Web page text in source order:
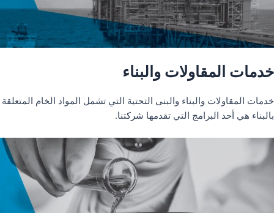
خدمات المقاولات والبناء
خدمات المقاولات والبناء والبنى التحتية التي تشمل المواد الخام المتعلقة
بالبناء هي أحد البرامج التي تقدمها شركتنا.